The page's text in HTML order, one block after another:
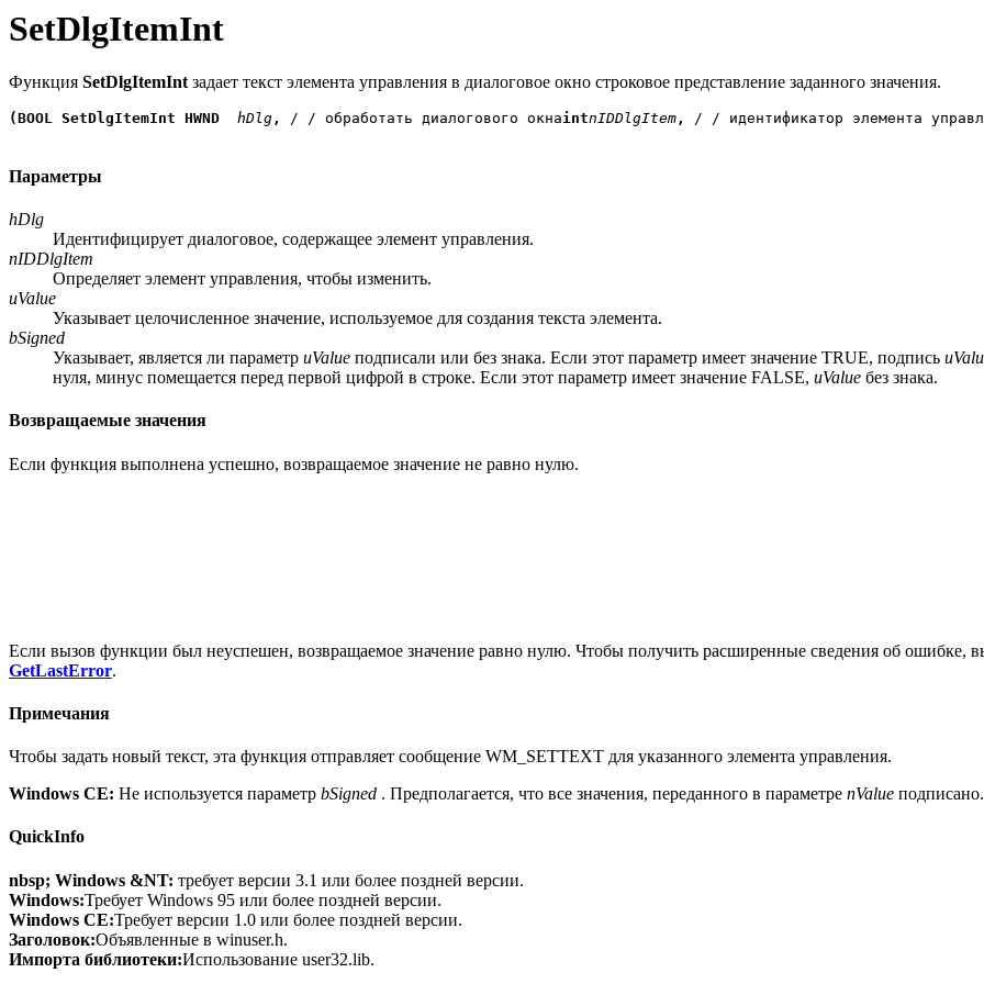
SetDlgItemInt
Функция SetDlgItemIntзадает текст элемента управления в диалоговое окно строковое представление заданного значения.
(BOOL SetDlgItemInt HWND hDlg, / / обработать диалогового окнаintnIDDlgItem, / / идентификатор элемента
Параметры
hDlg
Идентифицирует диалоговое, содержащее элемент управления.
nIDDlgItem
Определяет элемент управления, чтобы изменить.
uValue
Указывает целочисленное значение, используемое для создания текста элемента.
bSigned
Указывает, является ли параметр uValue подписали или без знака. Если этот параметр имеет значение TRUE, подпись
нуля, минус помещается перед первой цифрой в строке. Если этот параметр имеет значение FALSE, uValue без знака.
Возвращаемые значения
Если функция выполнена успешно, возвращаемое значение не равно нулю.
Если вызов функции был неуспешен, возвращаемое значение равно нулю. Чтобы получить расширенные сведения об ошибке,
GetLastError.
Примечания
Чтобы задать новый текст, эта функция отправляет сообщение WM_SETTEXT для указанного элемента управления.
Windows CE: Не используется параметр bSigned . Предполагается, что все значения, переданного в параметре nValue подписано.
QuickInfo
nbsp; Windows &NT: требует версии 3.1 или более поздней версии.
Windows:Требует Windows 95 или более поздней версии.
Windows CE:Требует версии 1.0 или более поздней версии.
Заголовок:Объявленные в winuser.h.
Импорта библиотеки:Использование user32.lib.